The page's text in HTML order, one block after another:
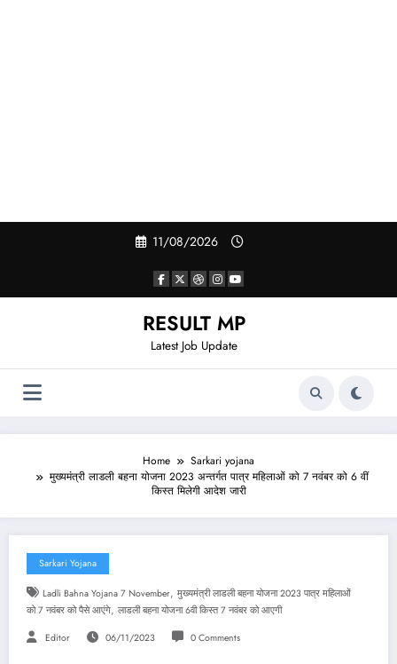
11/08/2026
RESULT MP
Latest Job Update
Home
Sarkari yojana
मुख्यमंत्री लाडली बहना योजना 2023 अन्तर्गत पात्र महिलाओं को 7 नवंबर को 6 वीं
किस्त मिलेगी आदेश जारी
Sarkari Yojana
Ladli Bahna Yojana 7 November, मुख्यमंत्री लाडली बहना योजना 2023 पात्र महिलाओं
को 7 नवंबर को पैसे आएंगे, लाडली बहना योजना 6वी किस्त 7 नवंबर को आएगी
Editor 06/11/2023 0 Comments